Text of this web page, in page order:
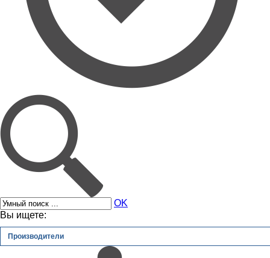
OK
Вы ищете:
Производители